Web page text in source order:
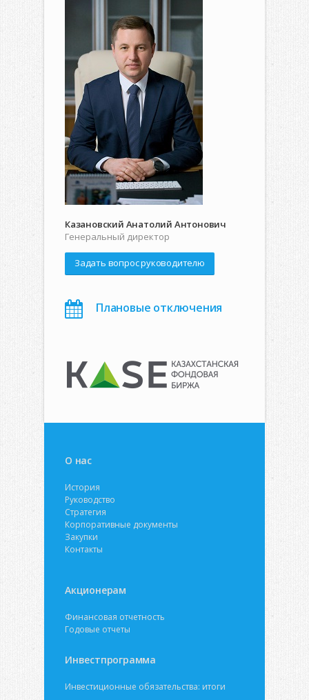
Казановский Анатолий Антонович
Генеральный директор
Задать вопрос руководителю
Плановые отключения
О нас
История
Руководство
Стратегия
Корпоративные документы
Закупки
Контакты
Акционерам
Финансовая отчетность
Годовые отчеты
Инвестпрограмма
Инвестиционные обязательства: итоги